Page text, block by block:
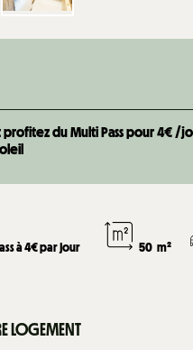
du Multi Pass pour 4€ /
à 4€ par jour 50 m²
LOGEMENT